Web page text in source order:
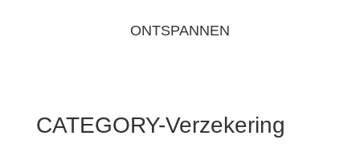
ONTSPANNEN
CATEGORY-Verzekering